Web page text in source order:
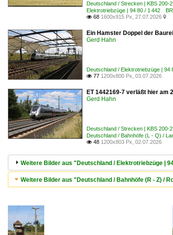
Deutschland / Strecken | KBS 200-
Elektrotriebzüge | 94 80 / 1 442
 68 1600x915 Px, 27.07.2026 
Ein Hamster Doppel der
Gerd Hahn
Deutschland / Elektrotriebzüge |
 77 1200x800 Px, 03.07.2026
ET 1442169-7 verläßt hier am
Gerd Hahn
Deutschland / Strecken | KBS 200-
Deutschland / Bahnhöfe (L - Q) /
 48 1200x803 Px, 02.07.2026
Weitere Bilder aus "Deutschland / Elektrotriebzüge
Weitere Bilder aus "Deutschland / Bahnhöfe (R - Z) /